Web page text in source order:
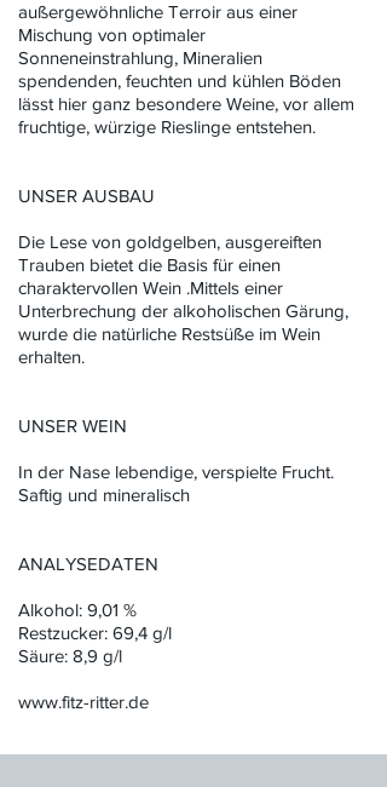
außergewöhnliche Terroir aus einer
Mischung von optimaler
Sonneneinstrahlung, Mineralien
spendenden, feuchten und kühlen Böden
lässt hier ganz besondere Weine, vor allem
fruchtige, würzige Rieslinge entstehen.
UNSER AUSBAU
Die Lese von goldgelben, ausgereiften
Trauben bietet die Basis für einen
charaktervollen Wein .Mittels einer
Unterbrechung der alkoholischen Gärung,
wurde die natürliche Restsüße im Wein
erhalten.
UNSER WEIN
In der Nase lebendige, verspielte Frucht.
Saftig und mineralisch
ANALYSEDATEN
Alkohol: 9,01 %
Restzucker: 69,4 g/l
Säure: 8,9 g/l
www.fitz-ritter.de